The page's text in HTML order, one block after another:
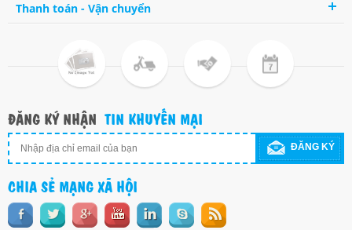
Thanh toán - Vận chuyển
ĐĂNG KÝ NHẬN TIN KHUYẾN MẠI
ĐĂNG KÝ
CHIA SẺ MẠNG XÃ HỘI